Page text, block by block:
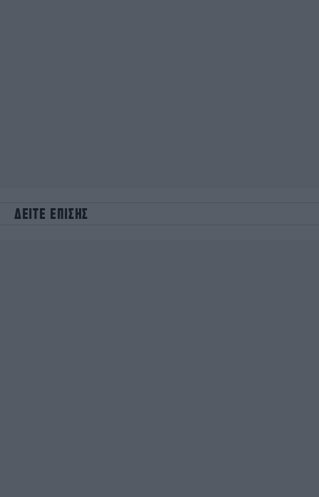
ΔΕΙΤΕ ΕΠΙΣΗΣ